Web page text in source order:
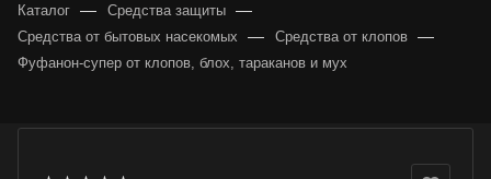
Каталог — Средства защиты —
Средства от бытовых насекомых — Средства от клопов —
Фуфанон-супер от клопов, блох, тараканов и мух